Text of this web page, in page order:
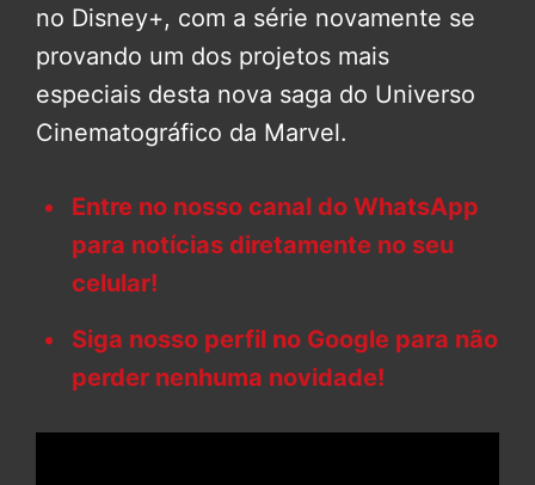
no Disney+, com a série novamente se
provando um dos projetos mais
especiais desta nova saga do Universo
Cinematográfico da Marvel.
Entre no nosso canal do WhatsApp
para notícias diretamente no seu
celular!
Siga nosso perfil no Google para não
perder nenhuma novidade!